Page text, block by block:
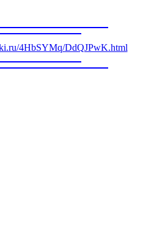
4HbSYMq/DdQJPwK.html